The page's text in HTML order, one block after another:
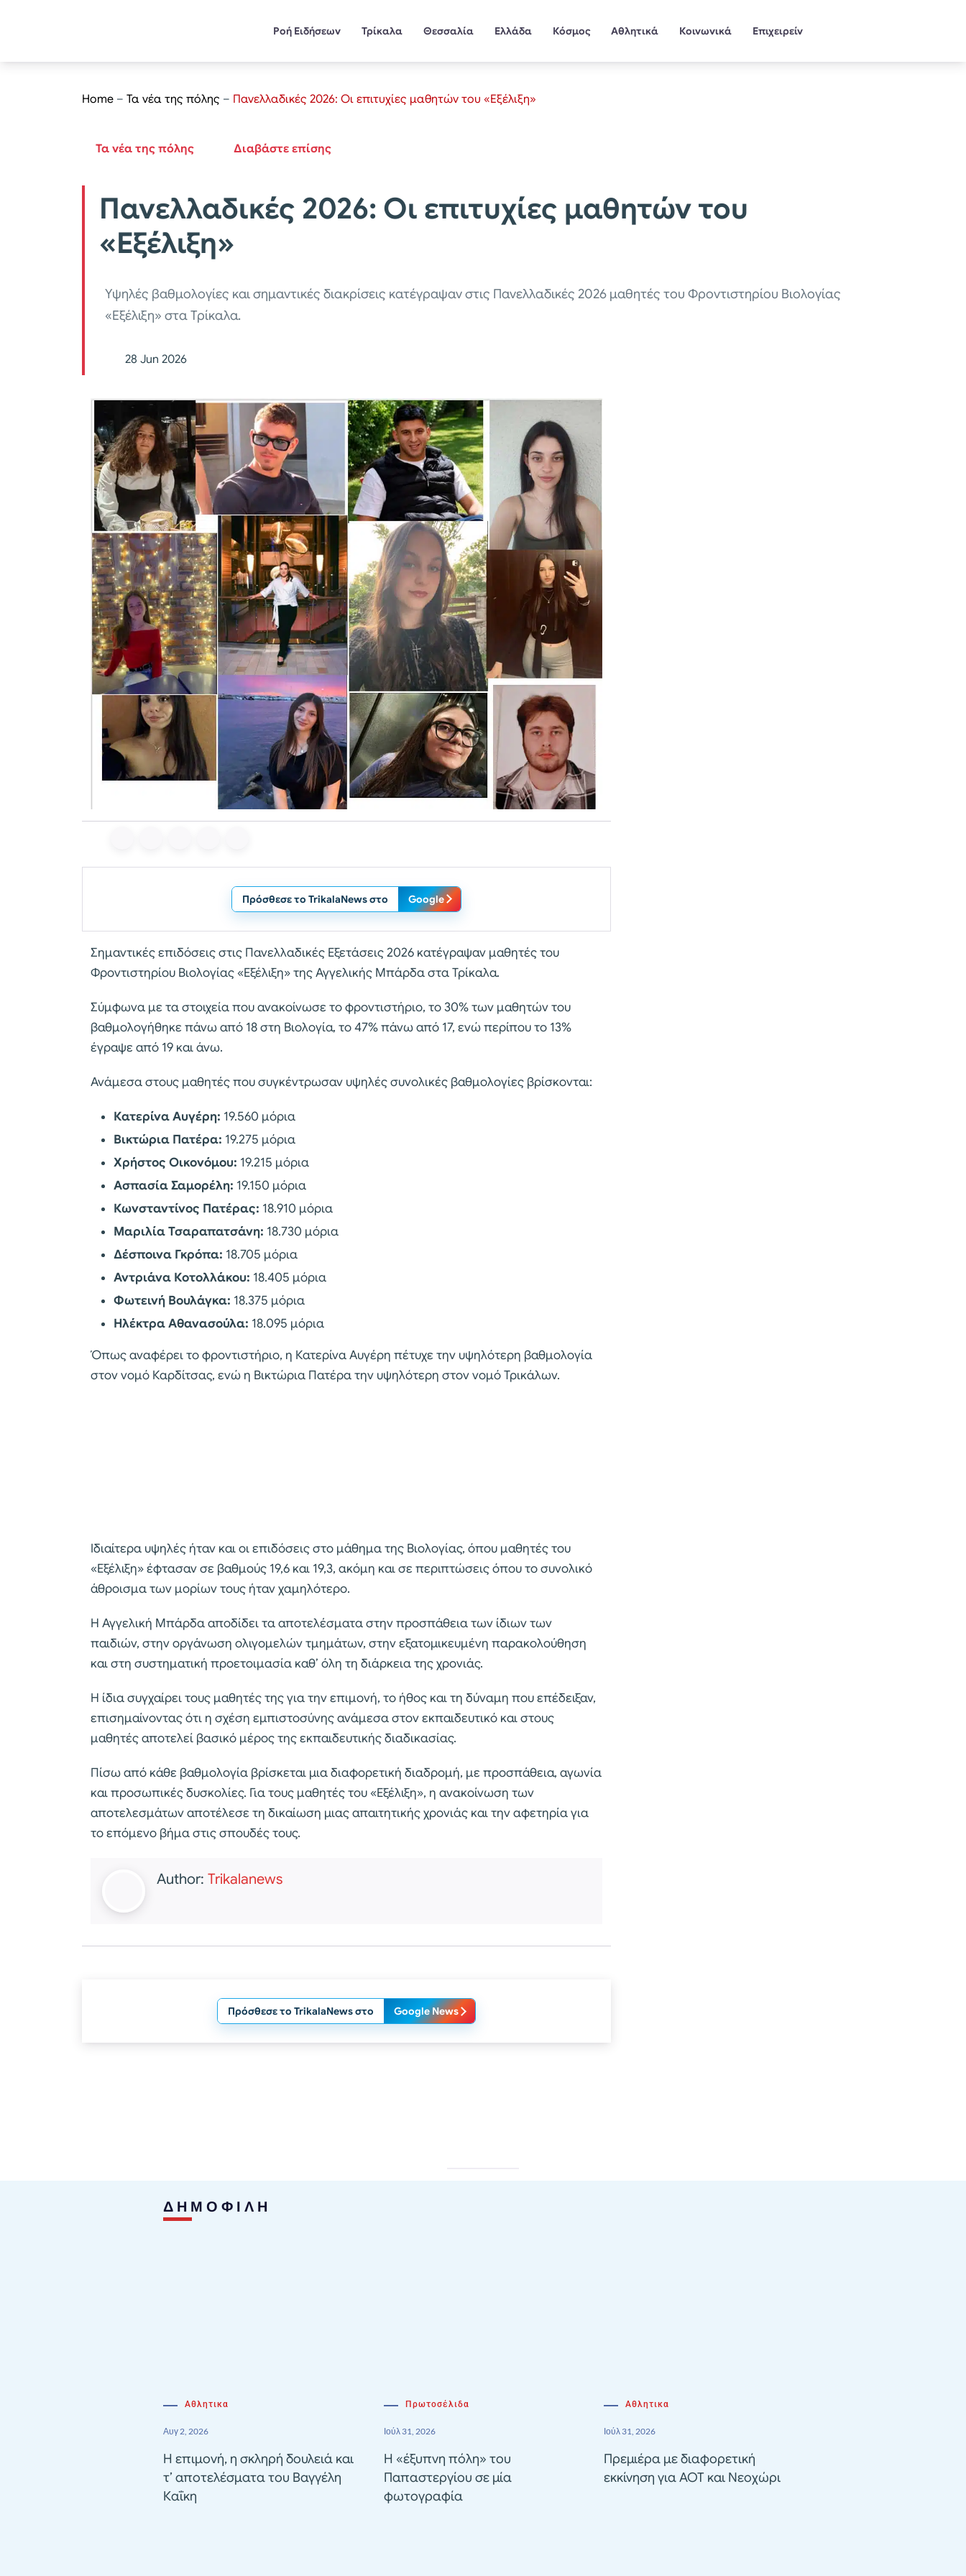
Ροή Ειδήσεων Τρίκαλα Θεσσαλία Ελλάδα Κόσμος Αθλητικά Κοινωνικά Επιχειρείν
Home – Τα νέα της πόλης – Πανελλαδικές 2026: Οι επιτυχίες μαθητών του «Εξέλιξη»
Τα νέα της πόλης Διαβάστε επίσης
Πανελλαδικές 2026: Οι επιτυχίες μαθητών του
«Εξέλιξη»
Υψηλές βαθμολογίες και σημαντικές διακρίσεις κατέγραψαν στις Πανελλαδικές 2026 μαθητές του Φροντιστηρίου Βιολογίας
«Εξέλιξη» στα Τρίκαλα.
28 Jun 2026
Πρόσθεσε το TrikalaNews στο Google
Σημαντικές επιδόσεις στις Πανελλαδικές Εξετάσεις 2026 κατέγραψαν μαθητές του
Φροντιστηρίου Βιολογίας «Εξέλιξη» της Αγγελικής Μπάρδα στα Τρίκαλα.
Σύμφωνα με τα στοιχεία που ανακοίνωσε το φροντιστήριο, το 30% των μαθητών του
βαθμολογήθηκε πάνω από 18 στη Βιολογία, το 47% πάνω από 17, ενώ περίπου το 13%
έγραψε από 19 και άνω.
Ανάμεσα στους μαθητές που συγκέντρωσαν υψηλές συνολικές βαθμολογίες βρίσκονται:
Κατερίνα Αυγέρη: 19.560 μόρια
Βικτώρια Πατέρα: 19.275 μόρια
Χρήστος Οικονόμου: 19.215 μόρια
Ασπασία Σαμορέλη: 19.150 μόρια
Κωνσταντίνος Πατέρας: 18.910 μόρια
Μαριλία Τσαραπατσάνη: 18.730 μόρια
Δέσποινα Γκρόπα: 18.705 μόρια
Αντριάνα Κοτολλάκου: 18.405 μόρια
Φωτεινή Βουλάγκα: 18.375 μόρια
Ηλέκτρα Αθανασούλα: 18.095 μόρια
Όπως αναφέρει το φροντιστήριο, η Κατερίνα Αυγέρη πέτυχε την υψηλότερη βαθμολογία
στον νομό Καρδίτσας, ενώ η Βικτώρια Πατέρα την υψηλότερη στον νομό Τρικάλων.
Ιδιαίτερα υψηλές ήταν και οι επιδόσεις στο μάθημα της Βιολογίας, όπου μαθητές του
«Εξέλιξη» έφτασαν σε βαθμούς 19,6 και 19,3, ακόμη και σε περιπτώσεις όπου το συνολικό
άθροισμα των μορίων τους ήταν χαμηλότερο.
Η Αγγελική Μπάρδα αποδίδει τα αποτελέσματα στην προσπάθεια των ίδιων των
παιδιών, στην οργάνωση ολιγομελών τμημάτων, στην εξατομικευμένη παρακολούθηση
και στη συστηματική προετοιμασία καθ’ όλη τη διάρκεια της χρονιάς.
Η ίδια συγχαίρει τους μαθητές της για την επιμονή, το ήθος και τη δύναμη που επέδειξαν,
επισημαίνοντας ότι η σχέση εμπιστοσύνης ανάμεσα στον εκπαιδευτικό και στους
μαθητές αποτελεί βασικό μέρος της εκπαιδευτικής διαδικασίας.
Πίσω από κάθε βαθμολογία βρίσκεται μια διαφορετική διαδρομή, με προσπάθεια, αγωνία
και προσωπικές δυσκολίες. Για τους μαθητές του «Εξέλιξη», η ανακοίνωση των
αποτελεσμάτων αποτέλεσε τη δικαίωση μιας απαιτητικής χρονιάς και την αφετηρία για
το επόμενο βήμα στις σπουδές τους.
Author: Trikalanews
Πρόσθεσε το TrikalaNews στο Google News
ΔΗΜΟΦΙΛΗ
Αθλητικα
Αυγ 2, 2026
Η επιμονή, η σκληρή δουλειά και
τ’ αποτελέσματα του Βαγγέλη
Καΐκη
Πρωτοσέλιδα
Ιούλ 31, 2026
Η «έξυπνη πόλη» του
Παπαστεργίου σε μία
φωτογραφία
Αθλητικα
Ιούλ 31, 2026
Πρεμιέρα με διαφορετική
εκκίνηση για ΑΟΤ και Νεοχώρι